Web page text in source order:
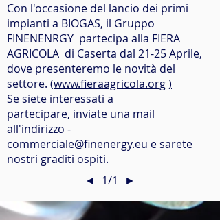
Con l'occasione del lancio dei primi
impianti a BIOGAS, il Gruppo
FINENENRGY partecipa alla FIERA
AGRICOLA di Caserta dal 21-25 Aprile,
dove presenteremo le novità del
settore. (www.fieraagricola.org)
Se siete interessati a
partecipare, inviate una mail
all'indirizzo -
commerciale@finenergy.eu e sarete
nostri graditi ospiti.
◄ 1/1 ►